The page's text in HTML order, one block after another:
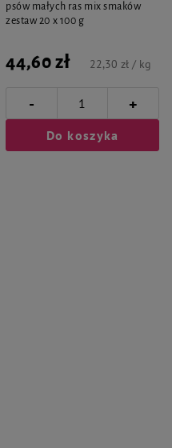
psów małych ras mix smaków
zestaw 20 x 100 g
44,60 zł 22,30 zł / kg
- +
Do koszyka